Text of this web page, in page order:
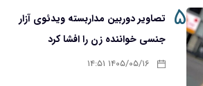
۵
تصاویر دوربین مداربسته ویدئوی آزار
جنسی خواننده زن را افشا کرد
۱۴۰۵/۰۵/۱۶ ۱۴:۵۱